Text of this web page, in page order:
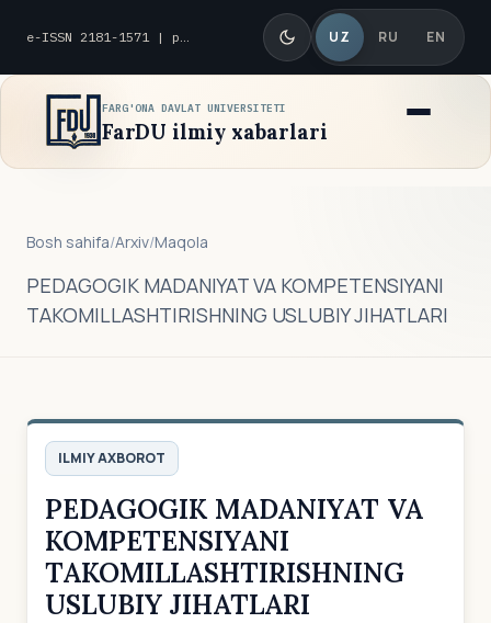
e-ISSN 2181-1571 | p-ISSN 2010-8419 UZ RU EN
FARG'ONA DAVLAT UNIVERSITETI
FarDU ilmiy xabarlari
Bosh sahifa/Arxiv/Maqola
PEDAGOGIK MADANIYAT VA KOMPETENSIYANI
TAKOMILLASHTIRISHNING USLUBIY JIHATLARI
ILMIY AXBOROT
PEDAGOGIK MADANIYAT VA
KOMPETENSIYANI
TAKOMILLASHTIRISHNING
USLUBIY JIHATLARI